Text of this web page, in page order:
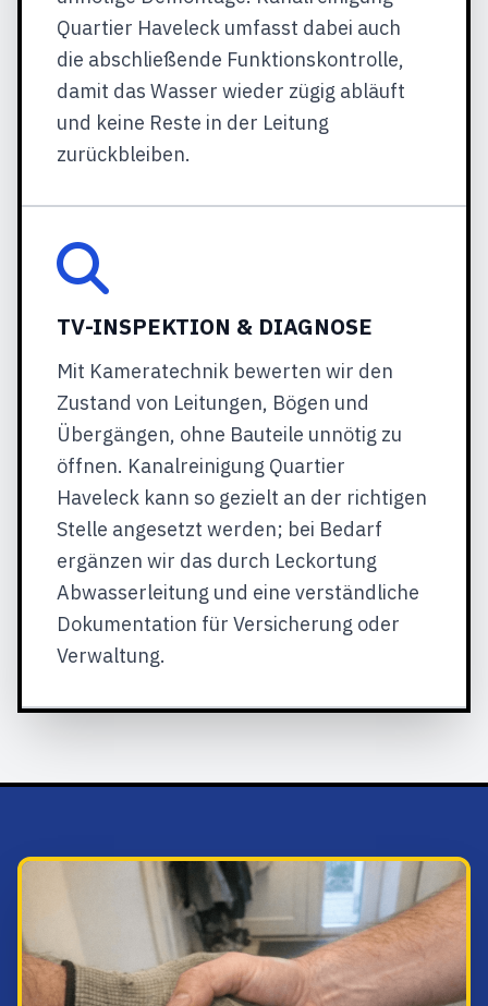
Quartier Haveleck umfasst dabei auch
die abschließende Funktionskontrolle,
damit das Wasser wieder zügig abläuft
und keine Reste in der Leitung
zurückbleiben.
TV-INSPEKTION & DIAGNOSE
Mit Kameratechnik bewerten wir den
Zustand von Leitungen, Bögen und
Übergängen, ohne Bauteile unnötig zu
öffnen. Kanalreinigung Quartier
Haveleck kann so gezielt an der richtigen
Stelle angesetzt werden; bei Bedarf
ergänzen wir das durch Leckortung
Abwasserleitung und eine verständliche
Dokumentation für Versicherung oder
Verwaltung.